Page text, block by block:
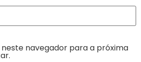
neste navegador para a próxima